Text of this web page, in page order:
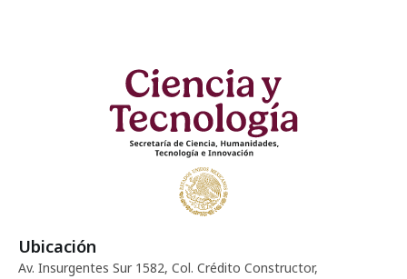
Ubicación
Av. Insurgentes Sur 1582, Col. Crédito Constructor,